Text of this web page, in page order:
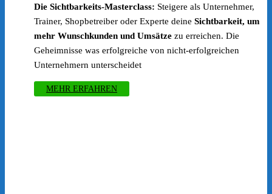
war:
€1,297.00
ist:
€245.00.
Die Sichtbarkeits-Masterclass: Steigere als Unternehmer,
Trainer, Shopbetreiber oder Experte deine Sichtbarkeit, um
mehr Wunschkunden und Umsätze zu erreichen. Die
Geheimnisse was erfolgreiche von nicht-erfolgreichen
Unternehmern unterscheidet
MEHR ERFAHREN